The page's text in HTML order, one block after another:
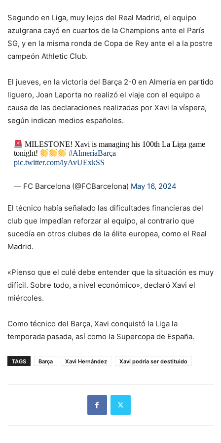
Segundo en Liga, muy lejos del Real Madrid, el equipo
azulgrana cayó en cuartos de la Champions ante el París
SG, y en la misma ronda de Copa de Rey ante el a la postre
campeón Athletic Club.
El jueves, en la victoria del Barça 2-0 en Almería en partido
liguero, Joan Laporta no realizó el viaje con el equipo a
causa de las declaraciones realizadas por Xavi la víspera,
según indican medios españoles.
MILESTONE! Xavi is managing his 100th La Liga game
tonight!
#AlmeríaBarça
pic.twitter.com/lyAvUExkSS
— FC Barcelona (@FCBarcelona) May 16, 2024
El técnico había señalado las dificultades financieras del
club que impedían reforzar al equipo, al contrario que
sucedía en otros clubes de la élite europea, como el Real
Madrid.
«Pienso que el culé debe entender que la situación es muy
difícil. Sobre todo, a nivel económico», declaró Xavi el
miércoles.
Como técnico del Barça, Xavi conquistó la Liga la
temporada pasada, así como la Supercopa de España.
TAGS Barça Xavi Hernández Xavi podría ser destituido